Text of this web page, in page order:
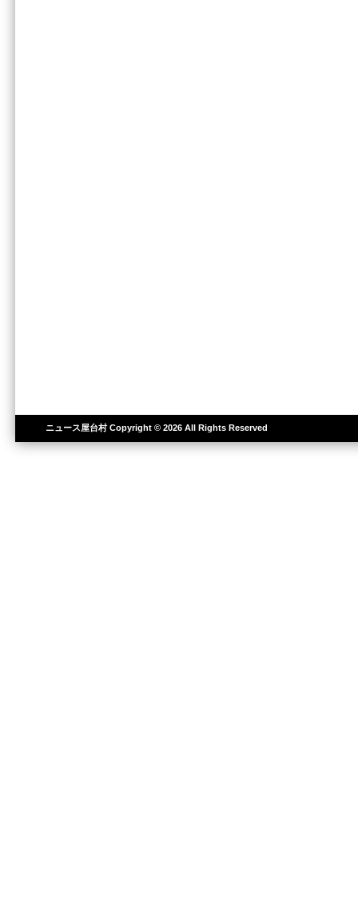
ニュース屋台村Copyright © 2026 All Rights Reserved